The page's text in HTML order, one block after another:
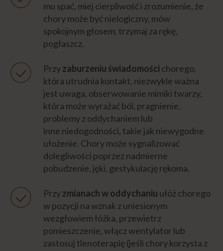
mu spać, miej cierpliwość i zrozumienie, że
chory może być nielogiczny, mów
spokojnym głosem, trzymaj za rękę,
pogłaszcz.
Przyzaburzeniu świadomości chorego,
która utrudnia kontakt, niezwykle ważna
jest uwaga, obserwowanie mimiki twarzy,
która może wyrażać ból, pragnienie,
problemy z oddychaniem lub
inne niedogodności, takie jak niewygodne
ułożenie. Chory może sygnalizować
dolegliwości poprzez nadmierne
pobudzenie, jęki, gestykulację rękoma.
Przyzmianach w oddychaniu ułóż chorego
w pozycji na wznak z uniesionym
wezgłowiem łóżka, przewietrz
pomieszczenie, włącz wentylator lub
zastosuj tlenoterapię (jeśli chory korzysta z